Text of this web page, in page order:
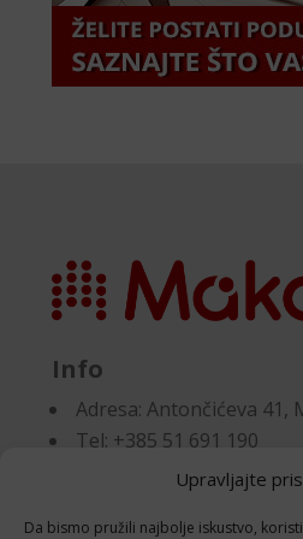
Upravljajte
Da bismo pružili najbolje iskustvo,
Info
Adresa:Antončićeva 41,
Tel: +385 51 691 190